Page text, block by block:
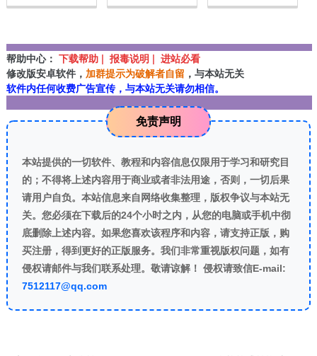
帮助中心： 下载帮助 | 报毒说明 | 进站必看
修改版安卓软件， 加群提示为破解者自留 ，与本站无关
软件内任何收费广告宣传，与本站无关请勿相信。
免责声明
本站提供的一切软件、教程和内容信息仅限用于学习和研究目
的；不得将上述内容用于商业或者非法用途，否则，一切后果
请用户自负。本站信息来自网络收集整理，版权争议与本站无
关。您必须在下载后的24个小时之内，从您的电脑或手机中彻
底删除上述内容。如果您喜欢该程序和内容，请支持正版，购
买注册，得到更好的正版服务。我们非常重视版权问题，如有
侵权请邮件与我们联系处理。敬请谅解！ 侵权请致信E-mail:
7512117@qq.com